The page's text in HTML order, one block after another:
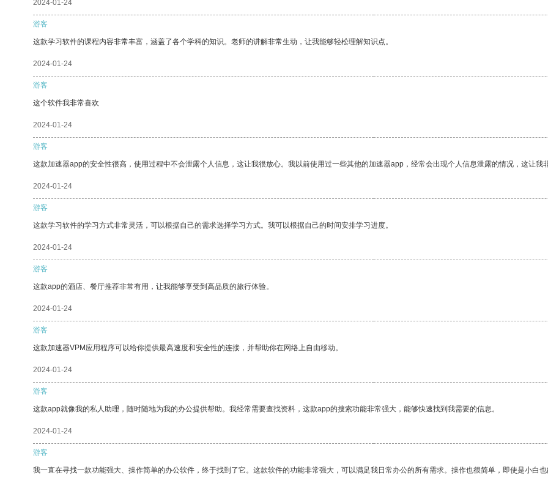
2024-01-24
游客
这款学习软件的课程内容非常丰富，涵盖了各个学科的知识。老师的讲解非常生动，让我能够轻松理解知识点。
2024-01-24
游客
这个软件我非常喜欢
2024-01-24
游客
这款加速器app的安全性很高，使用过程中不会泄露个人信息，这让我很放心。我以前使用过一些其他的加速器app，经常会出现个人信息泄露的情况，这让我
2024-01-24
游客
这款学习软件的学习方式非常灵活，可以根据自己的需求选择学习方式。我可以根据自己的时间安排学习进度。
2024-01-24
游客
这款app的酒店、餐厅推荐非常有用，让我能够享受到高品质的旅行体验。
2024-01-24
游客
这款加速器VPM应用程序可以给你提供最高速度和安全性的连接，并帮助你在网络上自由移动。
2024-01-24
游客
这款app就像我的私人助理，随时随地为我的办公提供帮助。我经常需要查找资料，这款app的搜索功能非常强大，能够快速找到我需要的信息。
2024-01-24
游客
我一直在寻找一款功能强大、操作简单的办公软件，终于找到了它。这款软件的功能非常强大，可以满足我日常办公的所有需求。操作也很简单，即使是小白也